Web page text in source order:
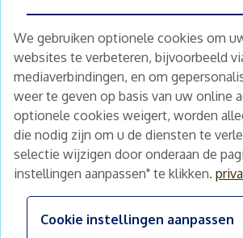
We gebruiken optionele cookies om
websites te verbeteren, bijvoorbeeld
mediaverbindingen, en om
weer te geven op basis van uw online
optionele cookies weigert, worden
die nodig zijn om u de diensten te
selectie wijzigen door onderaan de
instellingen aanpassen" te klikken.
Cookie instellingen aanpassen
Overig
Diensten
Gratis waardebepaling
Gratis waardebepaling